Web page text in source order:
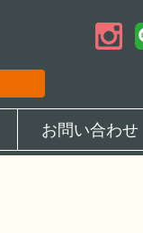
お問い合わせ